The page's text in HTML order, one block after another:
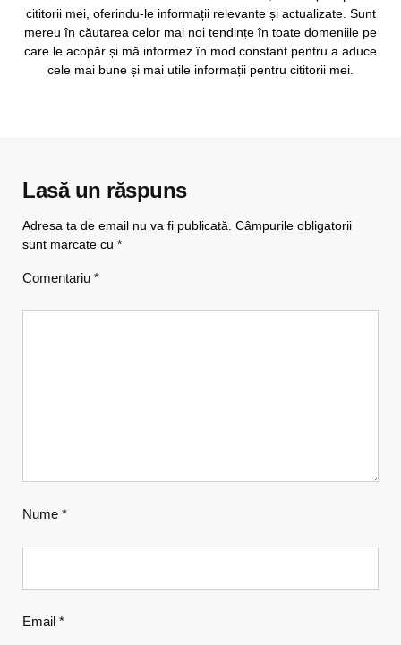
cititorii mei, oferindu-le informații relevante și actualizate. Sunt
mereu în căutarea celor mai noi tendințe în toate domeniile pe
care le acopăr și mă informez în mod constant pentru a aduce
cele mai bune și mai utile informații pentru cititorii mei.
Lasă un răspuns
Adresa ta de email nu va fi publicată. Câmpurile obligatorii
sunt marcate cu *
Comentariu *
Nume *
Email *